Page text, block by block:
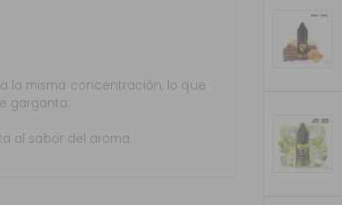
la misma concentración, lo que
garganta.
al sabor del aroma.